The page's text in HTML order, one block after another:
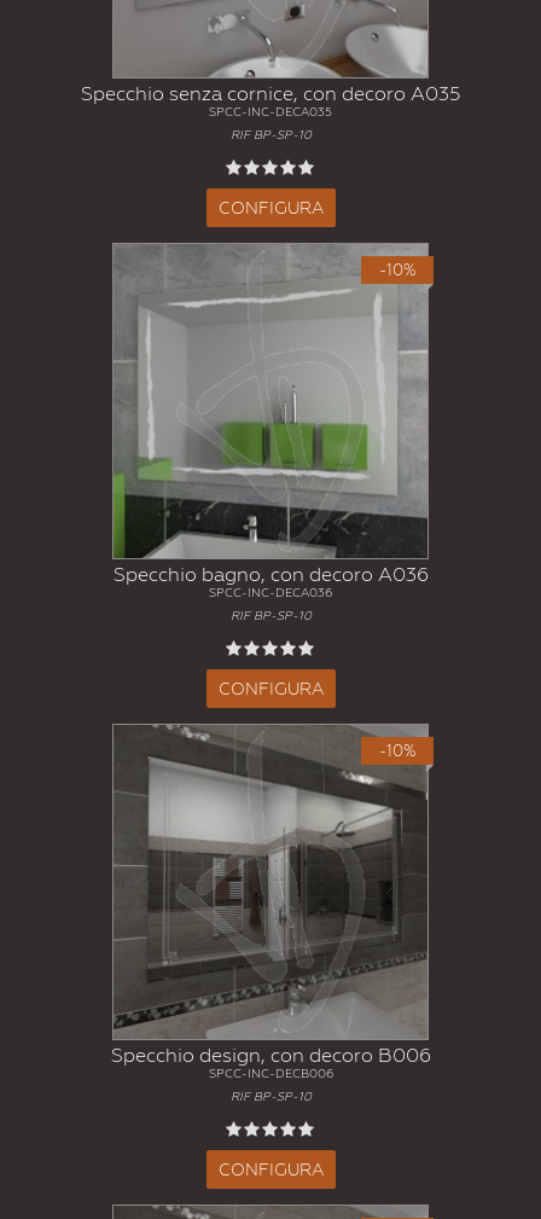
Specchio senza cornice, con decoro A035
SPCC-INC-DECA035
RIF BP-SP-10
CONFIGURA
-10%
Specchio bagno, con decoro A036
SPCC-INC-DECA036
RIF BP-SP-10
CONFIGURA
-10%
Specchio design, con decoro B006
SPCC-INC-DECB006
RIF BP-SP-10
CONFIGURA